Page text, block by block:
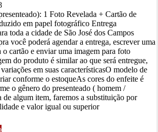
1 Foto Revelada + Cartão de
em papel fotográfico Entrega
toda a cidade de São José dos Campos
você poderá agendar a entrega, escrever uma
o cartão e enviar uma imagem para foto
do produto é similar ao que será entregue,
em suas característicasO modelo de
conforme o estoqueAs cores do enfeite é
o gênero do presenteado ( homem /
de algum item, faremos a substituição por
e valor igual ou superior